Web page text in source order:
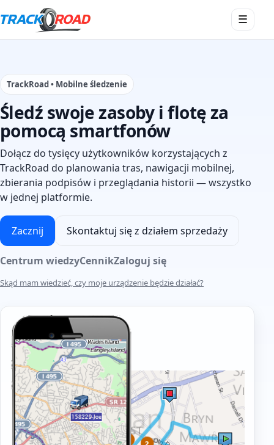
Otwórz
menu
☰
TrackRoad • Mobilne śledzenie
Śledź swoje zasoby i flotę za
pomocą smartfonów
Dołącz do tysięcy użytkowników korzystających z
TrackRoad do planowania tras, nawigacji mobilnej,
zbierania podpisów i przeglądania historii — wszystko
w jednej platformie.
Zacznij Skontaktuj się z działem sprzedaży
Centrum wiedzyCennikZaloguj się
Skąd mam wiedzieć, czy moje urządzenie będzie działać?